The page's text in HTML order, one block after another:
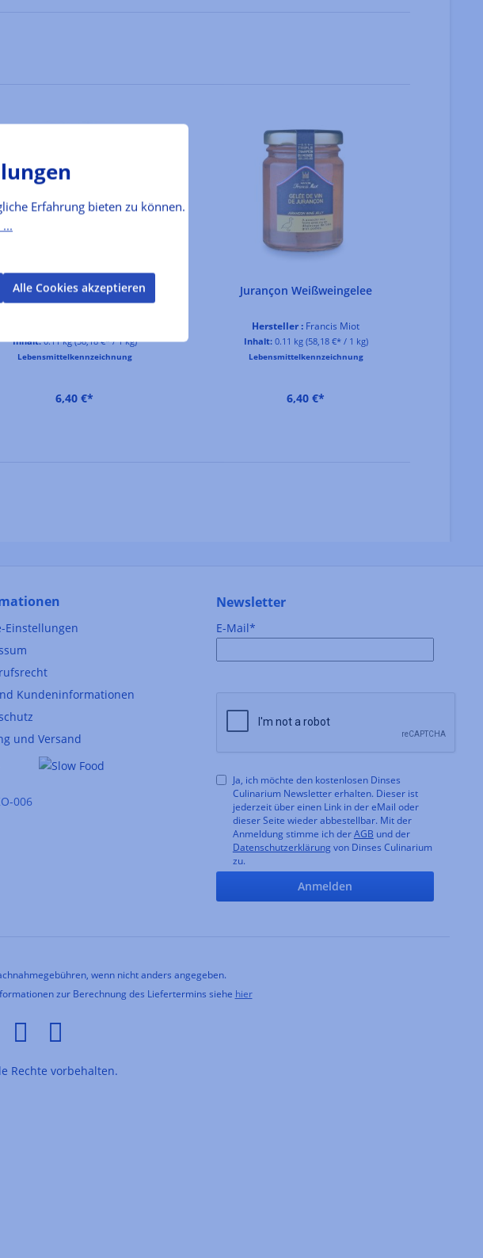
Paprika Chutney
Inhalt: 0.11 kg(58,18 €* / 1 kg)
Lebensmittelkennzeichnung
6,40 €*
Jurançon Weißweingelee
Hersteller : Francis Miot
Inhalt: 0.11 kg (58,18 €* / 1 kg)
Lebensmittelkennzeichnung
6,40 €*
Einstellungen
Kundeninformationen
und Versand
006
Newsletter
E-Mail*
Ja, ich möchte den kostenlosen Dinses
Culinarium Newsletter erhalten. Dieser ist
jederzeit über einen Link in der eMail oder
dieser Seite wieder abbestellbar. Mit der
Anmeldung stimme ich derAGB und der
Datenschutzerklärung von Dinses Culinarium
zu.
Anmelden
wenn nicht anders angegeben.
zur Berechnung des Liefertermins siehe hier
Rechte vorbehalten.
Erfahrung bieten zu können.
Alle Cookies akzeptieren